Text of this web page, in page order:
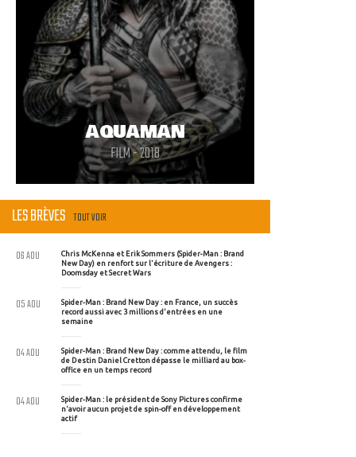
AQUAMAN
FILM - 2018
LES BRÈVES TOUT VOIR
Chris McKenna et Erik Sommers (Spider-Man : Brand
New Day) en renfort sur l'écriture de Avengers :
Doomsday et Secret Wars
06 AOU
Spider-Man : Brand New Day : en France, un succès
record aussi avec 3 millions d'entrées en une
semaine
05 AOU
Spider-Man : Brand New Day : comme attendu, le film
de Destin Daniel Cretton dépasse le milliard au box-
office en un temps record
04 AOU
Spider-Man : le président de Sony Pictures confirme
n'avoir aucun projet de spin-off en développement
actif
04 AOU